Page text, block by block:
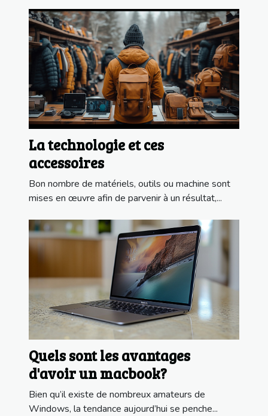
La technologie et ces
accessoires
Bon nombre de matériels, outils ou machine sont
mises en œuvre afin de parvenir à un résultat,...
Quels sont les avantages
d'avoir un macbook?
Bien qu’il existe de nombreux amateurs de
Windows, la tendance aujourd’hui se penche...